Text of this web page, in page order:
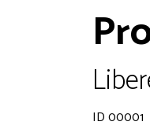
ID 00001